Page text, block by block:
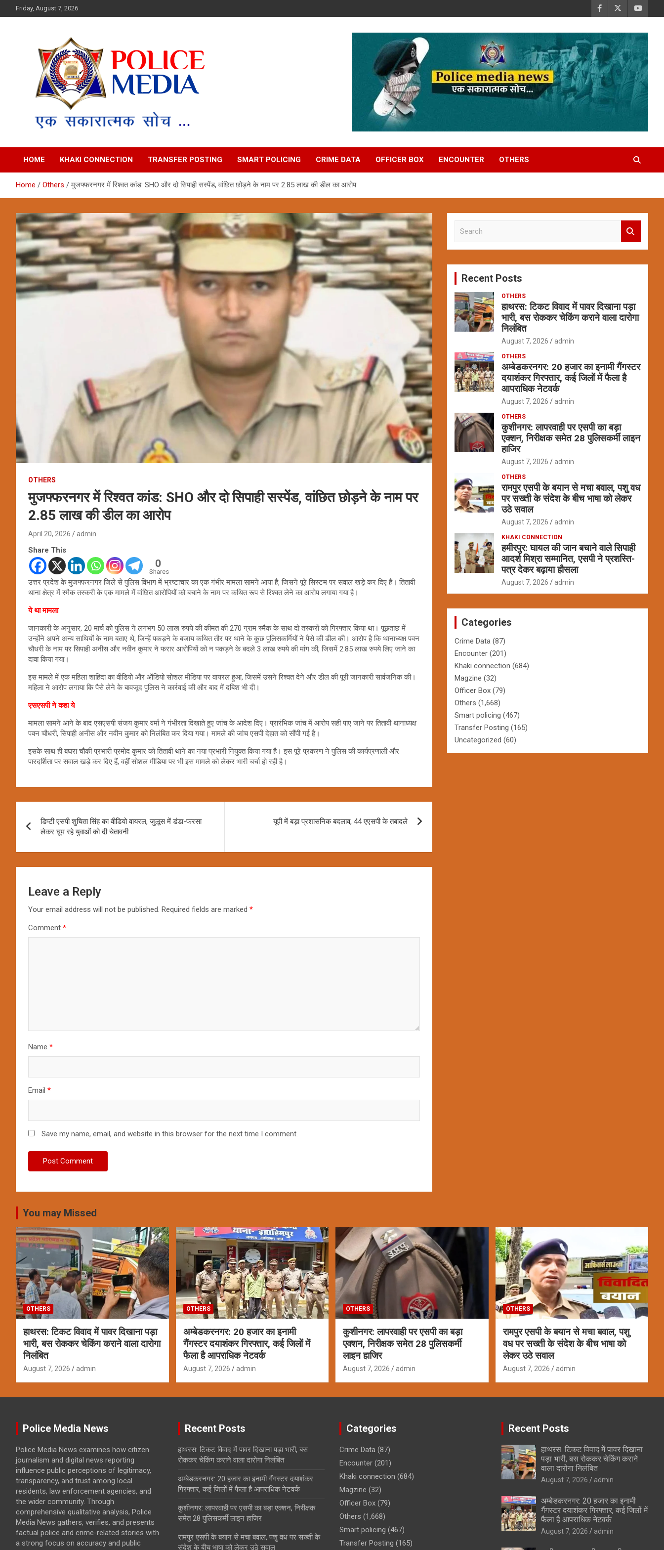
to
Friday, August 7, 2026
Police Media News
HOME KHAKI CONNECTION TRANSFER POSTING SMART POLICING CRIME DATA OFFICER BOX ENCOUNTER OTHERS
Home Others मुजफ्फरनगर में रिश्वत कांड: SHO और दो सिपाही सस्पेंड, वांछित छोड़ने के नाम पर 2.85 लाख की डील का आरोप
OTHERS
मुजफ्फरनगर में रिश्वत कांड: SHO और दो सिपाही सस्पेंड, वांछित छोड़ने के नाम पर
2.85 लाख की डील का आरोप
April 20, 2026 admin
Share This
0
Shares
उत्तर प्रदेश के मुजफ्फरनगर जिले से पुलिस विभाग में भ्रष्टाचार का एक गंभीर मामला सामने आया है, जिसने पूरे सिस्टम पर सवाल खड़े कर दिए हैं। तितावी
थाना क्षेत्र में स्मैक तस्करी के एक मामले में वांछित आरोपियों को बचाने के नाम पर कथित रूप से रिश्वत लेने का आरोप लगाया गया है।
ये था मामला
जानकारी के अनुसार, 20 मार्च को पुलिस ने लगभग 50 लाख रुपये की कीमत की 270 ग्राम स्मैक के साथ दो तस्करों को गिरफ्तार किया था। पूछताछ में
उन्होंने अपने अन्य साथियों के नाम बताए थे, जिन्हें पकड़ने के बजाय कथित तौर पर थाने के कुछ पुलिसकर्मियों ने पैसे की डील की। आरोप है कि थानाध्यक्ष पवन
चौधरी के नाम पर सिपाही अनीस और नवीन कुमार ने फरार आरोपियों को न पकड़ने के बदले 3 लाख रुपये की मांग की, जिसमें 2.85 लाख रुपये लिए जाने का
दावा किया गया।
इस मामले में एक महिला शाहिदा का वीडियो और ऑडियो सोशल मीडिया पर वायरल हुआ, जिसमें उसने रिश्वत देने और डील की पूरी जानकारी सार्वजनिक की।
महिला ने आरोप लगाया कि पैसे लेने के बावजूद पुलिस ने कार्रवाई की और बाद में दबिश भी दी।
एसएसपी ने कहा ये
मामला सामने आने के बाद एसएसपी संजय कुमार वर्मा ने गंभीरता दिखाते हुए जांच के आदेश दिए। प्रारंभिक जांच में आरोप सही पाए जाने पर तितावी थानाध्यक्ष
पवन चौधरी, सिपाही अनीस और नवीन कुमार को निलंबित कर दिया गया। मामले की जांच एसपी देहात को सौंपी गई है।
इसके साथ ही बघरा चौकी प्रभारी प्रमोद कुमार को तितावी थाने का नया प्रभारी नियुक्त किया गया है। इस पूरे प्रकरण ने पुलिस की कार्यप्रणाली और
पारदर्शिता पर सवाल खड़े कर दिए हैं, वहीं सोशल मीडिया पर भी इस मामले को लेकर भारी चर्चा हो रही है।
navigation
डिप्टी एसपी शुचिता सिंह का वीडियो वायरल, जुलूस में डंडा-फरसा
लेकर घूम रहे युवाओं को दी चेतावनी
यूपी में बड़ा प्रशासनिक बदलाव, 44 एएसपी के तबादले
Leave a Reply
Your email address will not be published. Required fields are marked *
Comment *
Name *
Email *
Save my name, email, and website in this browser for the next time I comment.
c
Recent Posts
OTHERS
हाथरस: टिकट विवाद में पावर दिखाना पड़ा
भारी, बस रोककर चेकिंग कराने वाला दारोगा
निलंबित
August 7, 2026 admin
OTHERS
अम्बेडकरनगर: 20 हजार का इनामी गैंगस्टर
दयाशंकर गिरफ्तार, कई जिलों में फैला है
आपराधिक नेटवर्क
August 7, 2026 admin
OTHERS
कुशीनगर: लापरवाही पर एसपी का बड़ा
एक्शन, निरीक्षक समेत 28 पुलिसकर्मी लाइन
हाजिर
August 7, 2026 admin
OTHERS
रामपुर एसपी के बयान से मचा बवाल, पशु वध
पर सख्ती के संदेश के बीच भाषा को लेकर
उठे सवाल
August 7, 2026 admin
KHAKI CONNECTION
हमीरपुर: घायल की जान बचाने वाले सिपाही
आदर्श मिश्रा सम्मानित, एसपी ने प्रशस्ति-
पत्र देकर बढ़ाया हौसला
August 7, 2026 admin
Categories
Crime Data (87)
Encounter (201)
Khaki connection (684)
Magzine (32)
Officer Box (79)
Others (1,668)
Smart policing (467)
Transfer Posting (165)
Uncategorized (60)
You may Missed
OTHERS
हाथरस: टिकट विवाद में पावर दिखाना पड़ा
भारी, बस रोककर चेकिंग कराने वाला दारोगा
निलंबित
August 7, 2026 admin
OTHERS
अम्बेडकरनगर: 20 हजार का इनामी
गैंगस्टर दयाशंकर गिरफ्तार, कई जिलों में
फैला है आपराधिक नेटवर्क
August 7, 2026 admin
OTHERS
कुशीनगर: लापरवाही पर एसपी का बड़ा
एक्शन, निरीक्षक समेत 28 पुलिसकर्मी
लाइन हाजिर
August 7, 2026 admin
OTHERS
रामपुर एसपी के बयान से मचा बवाल, पशु
वध पर सख्ती के संदेश के बीच भाषा को
लेकर उठे सवाल
August 7, 2026 admin
Police Media News
Police Media News examines how citizen
journalism and digital news reporting
influence public perceptions of legitimacy,
transparency, and trust among local
residents, law enforcement agencies, and
the wider community. Through
comprehensive qualitative analysis, Police
Media News gathers, verifies, and presents
factual police and crime-related stories with
a strong focus on accuracy and public
Recent Posts
हाथरस: टिकट विवाद में पावर दिखाना पड़ा भारी, बस
रोककर चेकिंग कराने वाला दारोगा निलंबित
अम्बेडकरनगर: 20 हजार का इनामी गैंगस्टर दयाशंकर
गिरफ्तार, कई जिलों में फैला है आपराधिक नेटवर्क
कुशीनगर: लापरवाही पर एसपी का बड़ा एक्शन, निरीक्षक
समेत 28 पुलिसकर्मी लाइन हाजिर
रामपुर एसपी के बयान से मचा बवाल, पशु वध पर सख्ती के
संदेश के बीच भाषा को लेकर उठे सवाल
Categories
Crime Data (87)
Encounter (201)
Khaki connection (684)
Magzine (32)
Officer Box (79)
Others (1,668)
Smart policing (467)
Transfer Posting (165)
Recent Posts
हाथरस: टिकट विवाद में पावर दिखाना
पड़ा भारी, बस रोककर चेकिंग कराने
वाला दारोगा निलंबित
August 7, 2026 admin
अम्बेडकरनगर: 20 हजार का इनामी
गैंगस्टर दयाशंकर गिरफ्तार, कई जिलों में
फैला है आपराधिक नेटवर्क
August 7, 2026 admin